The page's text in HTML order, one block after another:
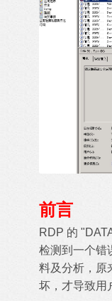
前言
RDP 的
检测到一个错
料及分析，原
坏，才导致用